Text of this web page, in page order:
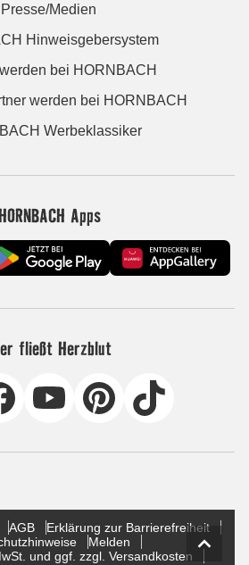
Presse/Medien
Hinweisgebersystem
bei HORNBACH
werden bei HORNBACH
Werbeklassiker
Apps
fließt Herzblut
AGB
Erklärung zur Barrierefreiheit
Melden
und ggf. zzgl. Versandkosten